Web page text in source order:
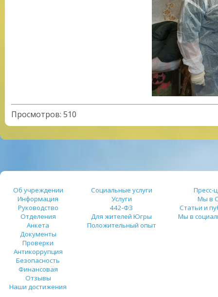
Просмотров: 510
Об учреждении
Информация
Руководство
Отделения
Анкета
Документы
Проверки
Антикоррупция
Безопасность
Финансовая
Отзывы
Наши достижения
Социальные услуги
Услуги
442-ФЗ
Для жителей Югры
Положительный опыт
Пресс-
Мы в
Статьи и
Мы в